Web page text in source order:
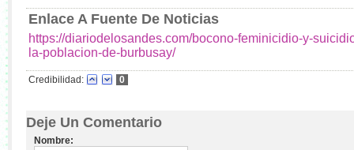
Enlace A Fuente De Noticias
https://diariodelosandes.com/bocono-feminicidio-y-
la-poblacion-de-burbusay/
Credibilidad: 0
Deje Un Comentario
Nombre: